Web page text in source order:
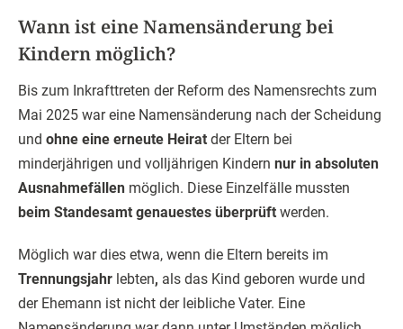
Wann ist eine Namensänderung bei
Kindern möglich?
Bis zum Inkrafttreten der Reform des Namensrechts zum
Mai 2025 war eine Namensänderung nach der Scheidung
und ohne eine erneute Heirat der Eltern bei
minderjährigen und volljährigen Kindern nur in absoluten
Ausnahmefällen möglich. Diese Einzelfälle mussten
beim Standesamt genauestes überprüft werden.
Möglich war dies etwa, wenn die Eltern bereits im
Trennungsjahr lebten, als das Kind geboren wurde und
der Ehemann ist nicht der leibliche Vater. Eine